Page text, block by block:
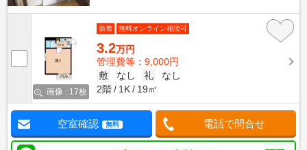
画像 : 17枚
新着 無料オンライン相談可
3.2万円
管理費等：9,000円
敷
なし 礼
なし
2階
1K 19㎡
空室確認 無料 電話で問合せ